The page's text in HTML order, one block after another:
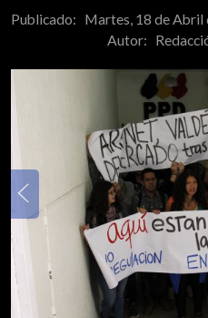
Publicado: Martes, 18 de Abril
Autor: